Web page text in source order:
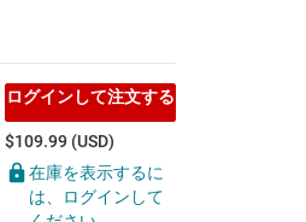
ログインして注文する
$109.99 (USD)
在庫を表示するに
は、ログインして